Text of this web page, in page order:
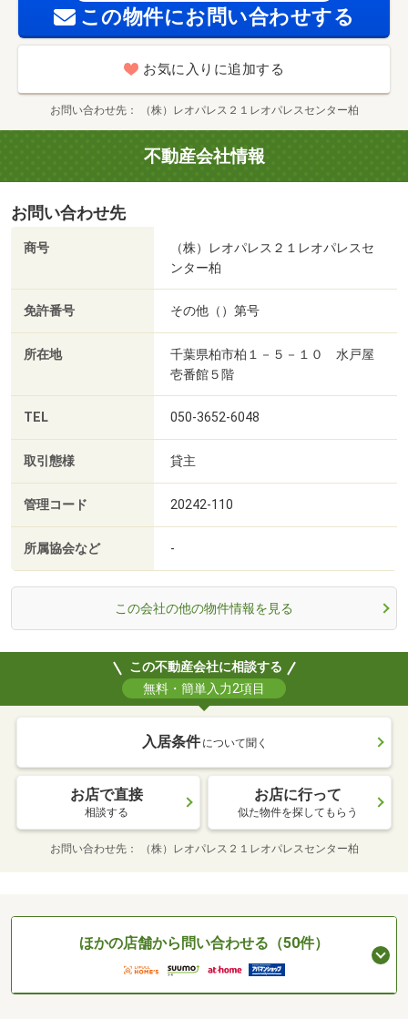
この物件にお問い合わせする
お気に入りに追加する
お問い合わせ先 （株）レオパレス２１レオパレスセンター柏
不動産会社情報
お問い合わせ先
商号
（株）レオパレス２１レオパレスセ
ンター柏
免許番号 その他（）第号
所在地
千葉県柏市柏１－５－１０ 水戸屋
壱番館５階
TEL 050-3652-6048
取引態様 貸主
管理コード 20242-110
所属協会など -
この会社の他の物件情報を見る
この不動産会社に相談する
無料・簡単入力2項目
入居条件 について聞く
お店で直接
相談する
お店に行って
似た物件を探してもらう
お問い合わせ先 （株）レオパレス２１レオパレスセンター柏
ほかの店舗から問い合わせる（50件）